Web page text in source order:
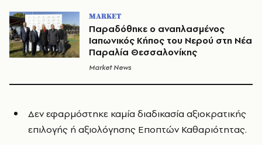
MARKET
Παραδόθηκε ο αναπλασμένος
Ιαπωνικός Κήπος του Νερού στη Νέα
Παραλία Θεσσαλονίκης
Market News
Δεν εφαρμόστηκε καμία διαδικασία αξιοκρατικής
επιλογής ή αξιολόγησης Εποπτών Καθαριότητας.